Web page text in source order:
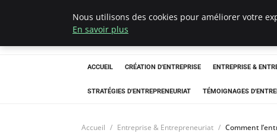
LECFCM
ACCUEIL CRÉATION D'ENTREPRISE ENTREPRISE &
STRATÉGIES D'ENTREPRENEURIAT TÉMOIGNAGES
Accueil Entreprise & Entrepreneuriat Comment
Nous utilisons des cookies pour améliorer votre
En savoir plus